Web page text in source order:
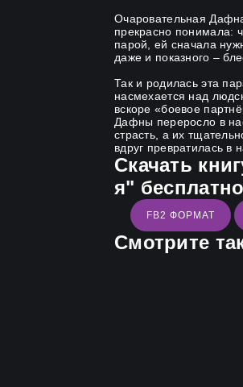
Очаровательная
прекрасно понимала:
парой, ей сначала
даже и показного –
Так и родилась эта
насмехается над
вскоре «боевое
Дафны переросло в
страсть, а их
вдруг превратилась в
Скачать
я" бесплатно
FB2 ФОРМАТ
Смотрите